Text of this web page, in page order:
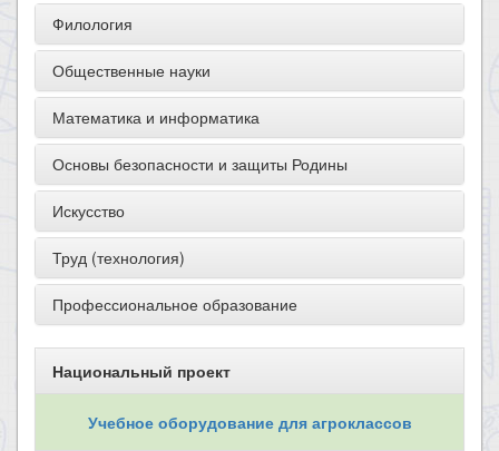
Филология
Общественные науки
Математика и информатика
Основы безопасности и защиты Родины
Искусство
Труд (технология)
Профессиональное образование
Национальный проект
Учебное оборудование для агроклассов